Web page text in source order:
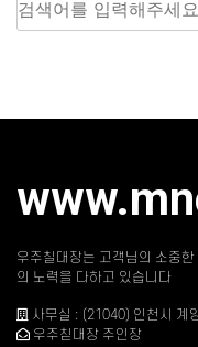
우주칠대장는 고객님의 소중
의 노력을 다하고 있습니다
사무실 : (21040) 인천시 계
우주칟대장 주인장